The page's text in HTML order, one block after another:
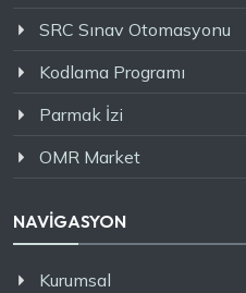
SRC Sınav Otomasyonu
Kodlama Programı
Parmak İzi
OMR Market
NAVİGASYON
Kurumsal